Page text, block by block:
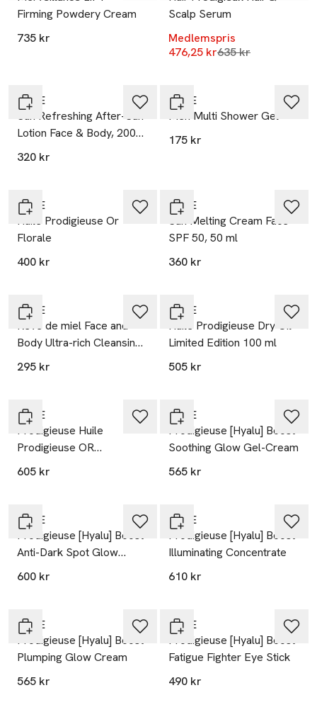
Firming Powdery Cream
735 kr
Scalp Serum
Medlemspris
476,25 krLägsta pris 30
635 kr
NUXE
Sun Refreshing After-Sun
Lotion Face & Body, 200
ml
320 kr
NUXE
Men Multi Shower Gel
175 kr
NUXE
Huile Prodigieuse Or
Florale
400 kr
NUXE
Sun Melting Cream Face
SPF 50, 50 ml
360 kr
NUXE
Rêve de miel Face and
Body Ultra-rich Cleansing
Gel, 400 ml
295 kr
NUXE
Huile Prodigieuse Dry Oil
Limited Edition 100 ml
505 kr
NUXE
Prodigieuse Huile
Prodigieuse OR
50ml/100ml
605 kr
NUXE
Prodigieuse [Hyalu] Boost
Soothing Glow Gel-Cream
565 kr
NUXE
Prodigieuse [Hyalu] Boost
Anti-Dark Spot Glow
Serum
600 kr
NUXE
Prodigieuse [Hyalu] Boost
Illuminating Concentrate
610 kr
NUXE
Prodigieuse [Hyalu] Boost
Plumping Glow Cream
565 kr
NUXE
Prodigieuse [Hyalu] Boost
Fatigue Fighter Eye Stick
490 kr